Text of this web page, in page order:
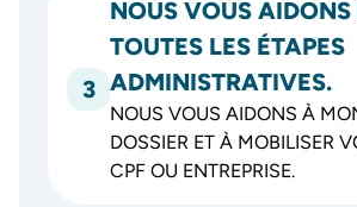
3
NOUS VOUS
TOUTES LES ÉTAPES
ADMINISTRATIVES.
NOUS VOUS AIDONS À
DOSSIER ET À MOBILISER
CPF OU ENTREPRISE.